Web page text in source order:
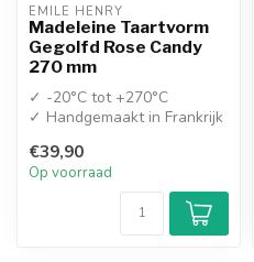
EMILE HENRY
Madeleine Taartvorm
Gegolfd Rose Candy
270 mm
✓ -20°C tot +270°C
✓ Handgemaakt in Frankrijk
€39,90
Op voorraad